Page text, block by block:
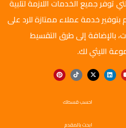
توفر جميع الخدمات اللازمة لتلبية
بتوفير خدمة عملاء ممتازة للرد على
بالإضافة إلى طرق التقسيط
الليثي لك.
احسب قسطك
ابحث بالمقدم